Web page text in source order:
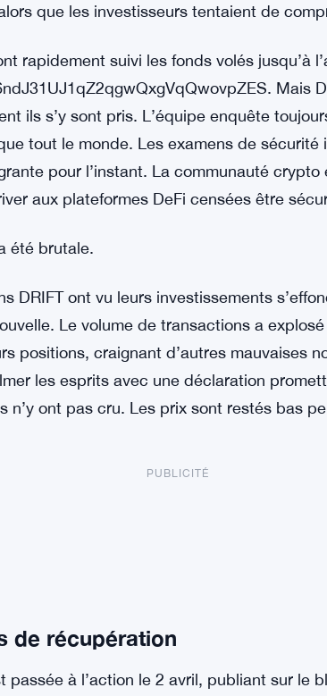
que les investisseurs tentaient de
rapidement suivi les fonds volés jusqu’à
Mais
ils s’y sont pris. L’équipe enquête
tout le monde. Les examens de sécurité
pour l’instant. La communauté
aux plateformes DeFi censées être
été brutale.
DRIFT ont vu leurs investissements
Le volume de transactions a
positions, craignant d’autres mauvaises
les esprits avec une déclaration
n’y ont pas cru. Les prix sont restés bas
PUBLICITÉ